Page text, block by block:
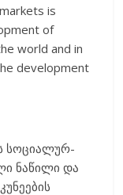
is
of
world and in
development
სოციალურ-
ნაწილი და